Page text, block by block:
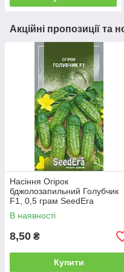
Акційні пропозиції та
Насіння Огірок
бджолозапильний Голубчик
F1, 0,5 грам SeedEra
В наявності
8,50 ₴
Купити